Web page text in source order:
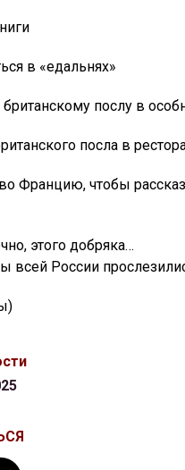
в «едальнях»
британскому послу в
посла в
Францию, чтобы
этого добряка…
всей России